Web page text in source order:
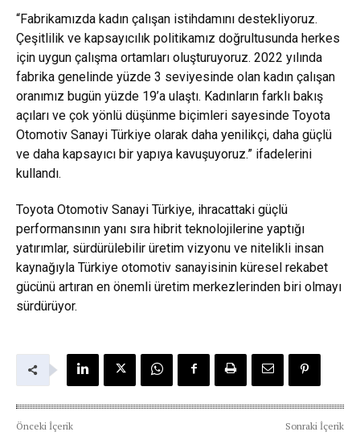
“Fabrikamızda kadın çalışan istihdamını destekliyoruz.
Çeşitlilik ve kapsayıcılık politikamız doğrultusunda herkes
için uygun çalışma ortamları oluşturuyoruz. 2022 yılında
fabrika genelinde yüzde 3 seviyesinde olan kadın çalışan
oranımız bugün yüzde 19’a ulaştı. Kadınların farklı bakış
açıları ve çok yönlü düşünme biçimleri sayesinde Toyota
Otomotiv Sanayi Türkiye olarak daha yenilikçi, daha güçlü
ve daha kapsayıcı bir yapıya kavuşuyoruz.” ifadelerini
kullandı.
Toyota Otomotiv Sanayi Türkiye, ihracattaki güçlü
performansının yanı sıra hibrit teknolojilerine yaptığı
yatırımlar, sürdürülebilir üretim vizyonu ve nitelikli insan
kaynağıyla Türkiye otomotiv sanayisinin küresel rekabet
gücünü artıran en önemli üretim merkezlerinden biri olmayı
sürdürüyor.
Önceki İçerik Sonraki İçerik